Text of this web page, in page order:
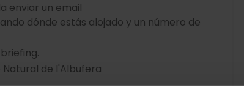
enviar un email
dónde estás alojado y un número de
de l'Albufera